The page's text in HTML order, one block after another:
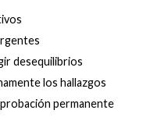
desequilibrios
los hallazgos
permanente